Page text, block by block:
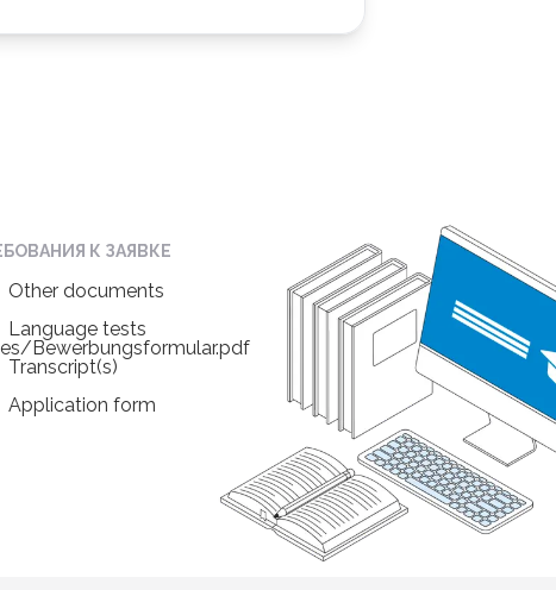
Bewerbungsformular.pdf
К ЗАЯВКЕ
Other documents
Language tests
Transcript(s)
Application form